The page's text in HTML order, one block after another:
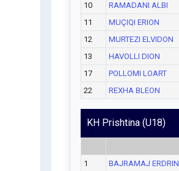
10
RAMADANI ALBI
11
MUÇIQI ERION
12
MURTEZI ELVIDON
13
HAVOLLI DION
17
POLLOMI LOART
22
REXHA BLEON
KH Prishtina (U18)
1 BAJRAMAJ ERDRIN